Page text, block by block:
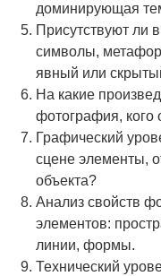
доминирующая
Присутствуют ли
символы,
явный или
На какие
фотография, кого
Графический
сцене элементы,
объекта?
Анализ свойств
элементов:
линии, формы.
Технический